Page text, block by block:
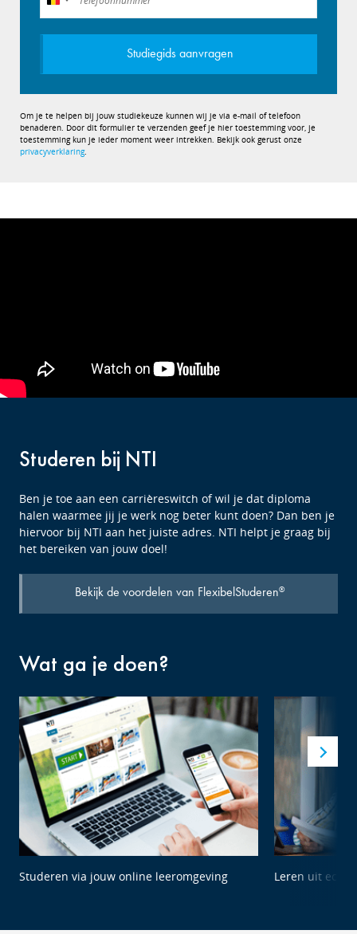
+32
Studiegids aanvragen
Om je te helpen bij jouw studiekeuze kunnen wij je via e-mail of telefoon
benaderen. Door dit formulier te verzenden geef je hier toestemming voor, je
toestemming kun je ieder moment weer intrekken. Bekijk ook gerust onze
privacyverklaring.
Studeren bij NTI
Ben je toe aan een carrièreswitch of wil je dat diploma
halen waarmee jij je werk nog beter kunt doen? Dan ben je
hiervoor bij NTI aan het juiste adres. NTI helpt je graag bij
het bereiken van jouw doel!
Bekijk de voordelen van FlexibelStuderen®
Wat ga je doen?
Studeren via jouw online leeromgeving Leren uit